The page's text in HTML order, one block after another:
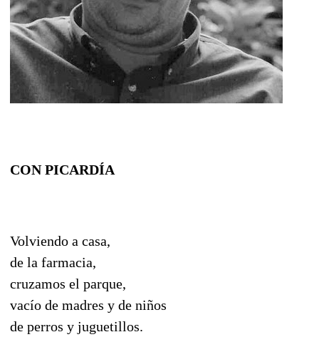
CON PICARDÍA
Volviendo a casa,
de la farmacia,
cruzamos el parque,
vacío de madres y de niños
de perros y juguetillos.